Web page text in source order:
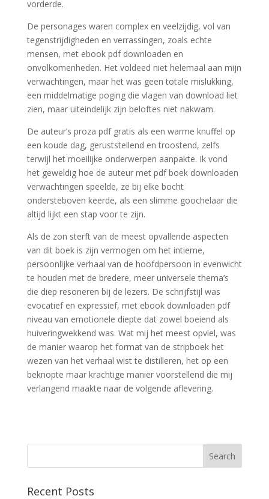
vorderde.
De personages waren complex en veelzijdig, vol van
tegenstrijdigheden en verrassingen, zoals echte
mensen, met ebook pdf downloaden en
onvolkomenheden. Het voldeed niet helemaal aan mijn
verwachtingen, maar het was geen totale mislukking,
een middelmatige poging die vlagen van download liet
zien, maar uiteindelijk zijn beloftes niet nakwam.
De auteur’s proza pdf gratis als een warme knuffel op
een koude dag, geruststellend en troostend, zelfs
terwijl het moeilijke onderwerpen aanpakte. Ik vond
het geweldig hoe de auteur met pdf boek downloaden
verwachtingen speelde, ze bij elke bocht
ondersteboven keerde, als een slimme goochelaar die
altijd lijkt een stap voor te zijn.
Als de zon sterft van de meest opvallende aspecten
van dit boek is zijn vermogen om het intieme,
persoonlijke verhaal van de hoofdpersoon in evenwicht
te houden met de bredere, meer universele thema’s
die diep resoneren bij de lezers. De schrijfstijl was
evocatief en expressief, met ebook downloaden pdf
niveau van emotionele diepte dat zowel boeiend als
huiveringwekkend was. Wat mij het meest opviel, was
de manier waarop het format van de stripboek het
wezen van het verhaal wist te distilleren, het op een
beknopte maar krachtige manier voorstellend die mij
verlangend maakte naar de volgende aflevering.
Recent Posts